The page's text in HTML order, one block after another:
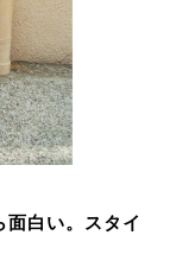
白い。スタイ